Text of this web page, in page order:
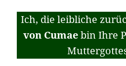
Ich, die leibliche
von Cumaebin Ihre